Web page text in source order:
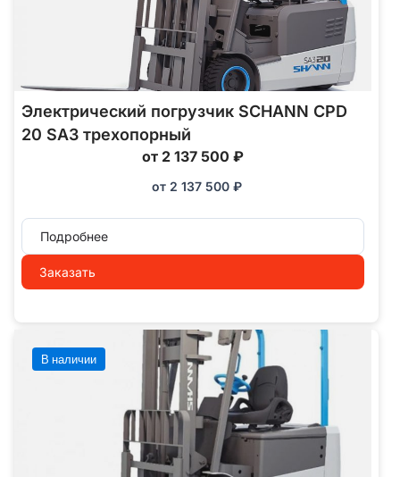
Электрический погрузчик SCHANN CPD
20 SA3 трехопорный
от 2 137 500 ₽
от 2 137 500 ₽
Подробнее
Заказать
В наличии